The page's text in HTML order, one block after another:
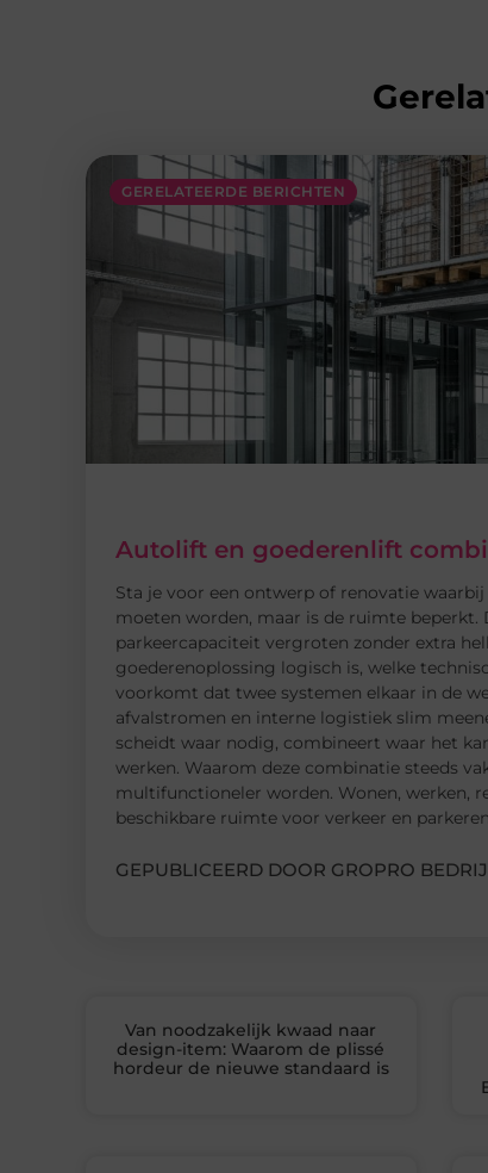
GERELATEERDE BERICHTEN
Autolift en goederenlift
Sta je voor een ontwerp of renovatie
moeten worden, maar is de ruimte
parkeercapaciteit vergroten zonder extra
goederenoplossing logisch is, welke
voorkomt dat twee systemen elkaar in de
afvalstromen en interne logistiek slim
scheidt waar nodig, combineert waar het
werken. Waarom deze combinatie steeds
multifunctioneler worden. Wonen, werken,
beschikbare ruimte voor verkeer en parkeren
GEPUBLICEERD DOOR GROPRO
Van noodzakelijk kwaad naar
design-item: Waarom de plissé
hordeur de nieuwe standaard is